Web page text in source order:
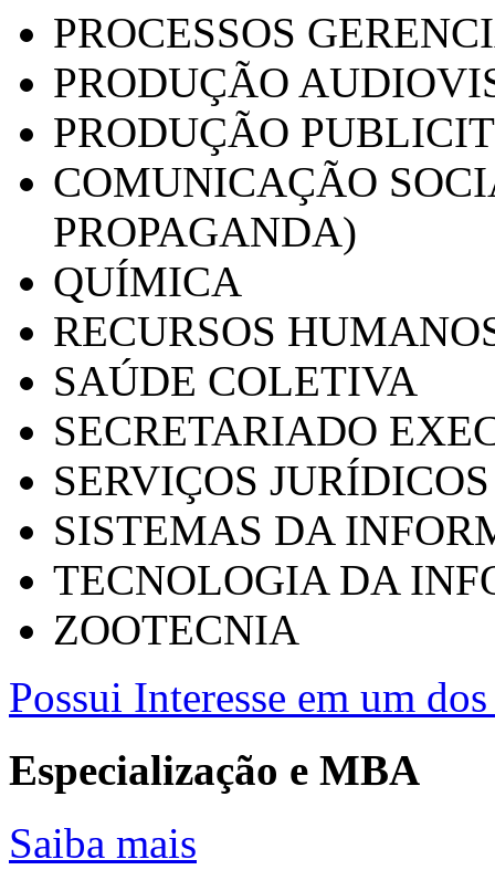
PROCESSOS
PRODUÇÃO
PRODUÇÃO
COMUNICAÇÃO
PROPAGANDA)
QUÍMICA
RECURSOS
SAÚDE COLETIVA
SECRETARIADO
SERVIÇOS
SISTEMAS DA
TECNOLOGIA DA
ZOOTECNIA
Possui Interesse em um
Especialização e MBA
Saiba mais